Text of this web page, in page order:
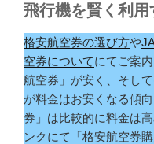
飛行機を賢く利用
格安航空券の選び方や
空券についてにてご案
航空券」が安く、そし
が料金はお安くなる傾
券」は比較的に料金は
ンクにて「格安航空券